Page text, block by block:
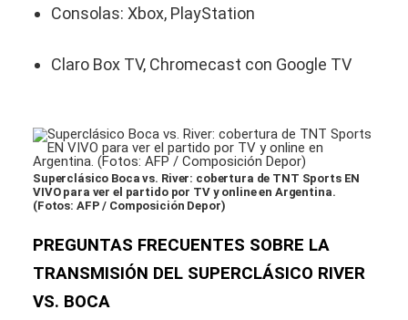
Consolas: Xbox, PlayStation
Claro Box TV, Chromecast con Google TV
Superclásico Boca vs. River: cobertura de TNT Sports EN
VIVO para ver el partido por TV y online en Argentina.
(Fotos: AFP / Composición Depor)
PREGUNTAS FRECUENTES SOBRE LA
TRANSMISIÓN DEL SUPERCLÁSICO RIVER
VS. BOCA